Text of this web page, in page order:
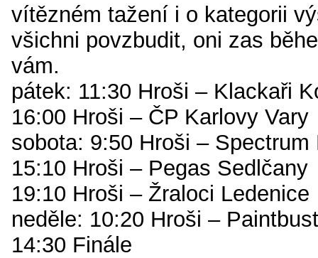
vítězném tažení i o kategorii
všichni povzbudit, oni zas
vám.
pátek: 11:30 Hroši – Klackaři
16:00 Hroši – ČP Karlovy Vary
sobota: 9:50 Hroši – Spectrum
15:10 Hroši – Pegas Sedlčany
19:10 Hroši – Žraloci Ledenice
neděle: 10:20 Hroši –
14:30 Finále